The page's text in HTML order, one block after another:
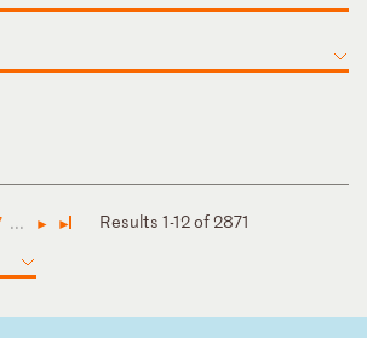
... ► ►
Results 1-12 of 2871